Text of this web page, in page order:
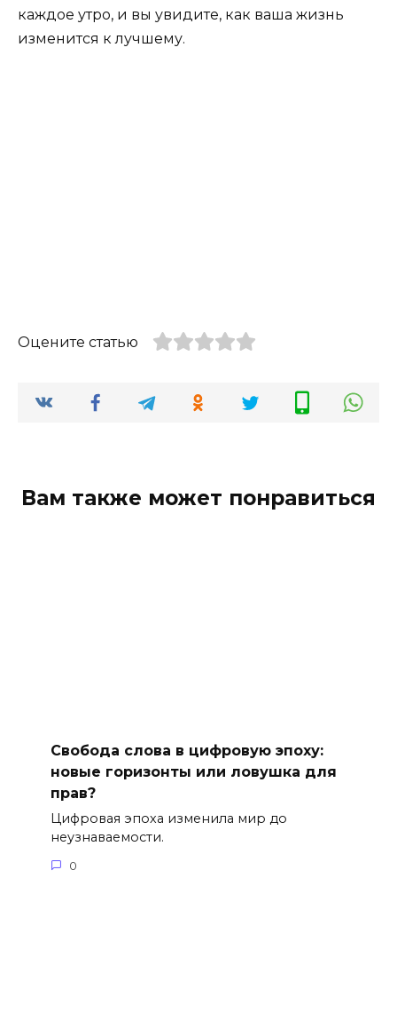
каждое утро, и вы увидите, как ваша жизнь
изменится к лучшему.
Оцените статью
Вам также может понравиться
Свобода слова в цифровую эпоху:
новые горизонты или ловушка для
прав?
Цифровая эпоха изменила мир до
неузнаваемости.
0